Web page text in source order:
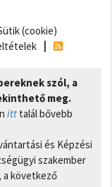
(cookie)
szól, a
meg.
itt talál bővebb
és Képzési
szakember
a következő